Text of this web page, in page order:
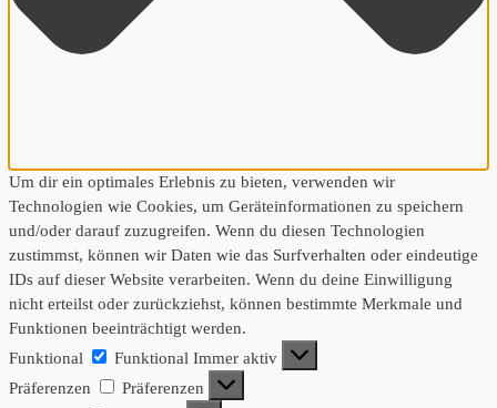
Um dir ein optimales Erlebnis zu bieten, verwenden wir
Technologien wie Cookies, um Geräteinformationen zu speichern
und/oder darauf zuzugreifen. Wenn du diesen Technologien
zustimmst, können wir Daten wie das Surfverhalten oder eindeutige
IDs auf dieser Website verarbeiten. Wenn du deine Einwilligung
nicht erteilst oder zurückziehst, können bestimmte Merkmale und
Funktionen beeinträchtigt werden.
Funktional
Funktional Immer aktiv
Präferenzen
Präferenzen